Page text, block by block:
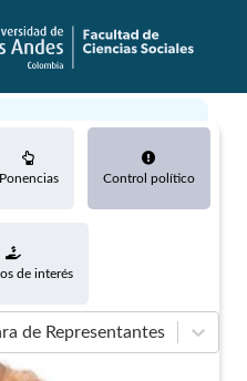
Ponencias Control político
de interés
de Representantes